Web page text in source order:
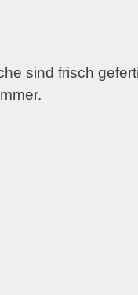
sind frisch